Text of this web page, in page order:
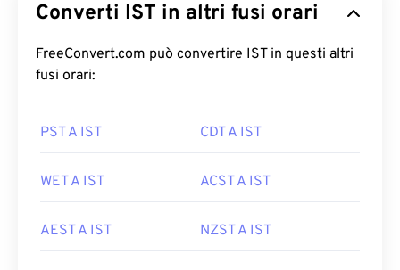
Converti IST in altri fusi orari
FreeConvert.com può convertire IST in questi altri
fusi orari:
PST A IST CDT A IST
WET A IST ACST A IST
AEST A IST NZST A IST